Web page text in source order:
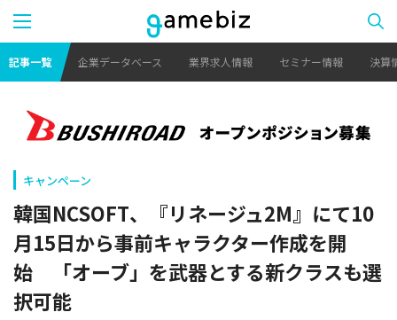
記事一覧 企業データベース 業界求人情報 セミナー情報 決算
キャンペーン
韓国NCSOFT、『リネージュ2M』にて10
月15日から事前キャラクター作成を開
始 「オーブ」を武器とする新クラスも選
択可能